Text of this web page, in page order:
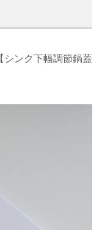
シンク下幅調節鍋蓋